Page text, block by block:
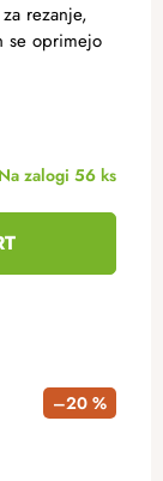
Na zalogi 56 ks
rezanje,
se oprimejo
–20 %